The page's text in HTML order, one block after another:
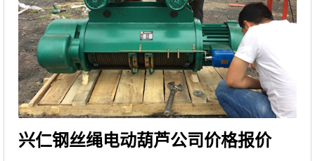
兴仁钢丝绳电动葫芦公司价格报价